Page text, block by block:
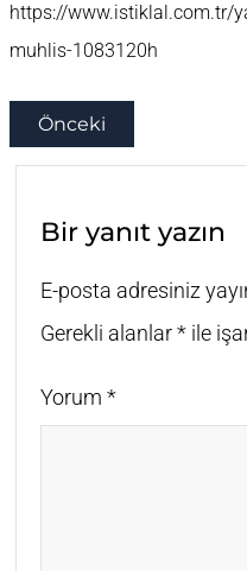
https://www.istiklal.com.tr/
muhlis-1083120h
Önceki
Bir yanıt yazın
E-posta adresiniz
Gerekli alanlar* ile
Yorum *